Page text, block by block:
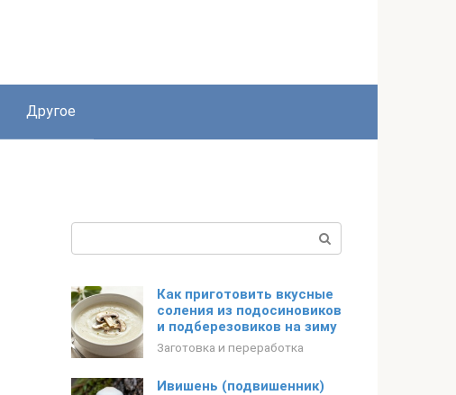
Другое
Как приготовить вкусные
соления из подосиновиков
и подберезовиков на зиму
Заготовка и переработка
Ивишень (подвишенник)